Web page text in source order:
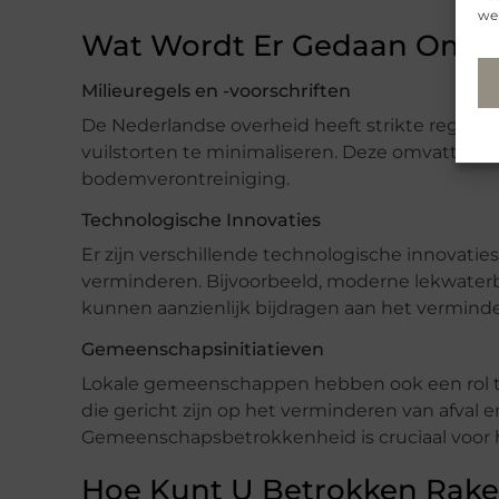
Wat Wordt Er Gedaan Om
Milieuregels en -voorschriften
De Nederlandse overheid heeft strikte regels
vuilstorten te minimaliseren. Deze omvatten
bodemverontreiniging.
Technologische Innovaties
Er zijn verschillende technologische
verminderen. Bijvoorbeeld, moderne
kunnen aanzienlijk bijdragen aan het
Gemeenschapsinitiatieven
Lokale gemeenschappen hebben ook een
die gericht zijn op het verminderen van afval
Gemeenschapsbetrokkenheid is cruciaal voor
Hoe Kunt U Betrokken